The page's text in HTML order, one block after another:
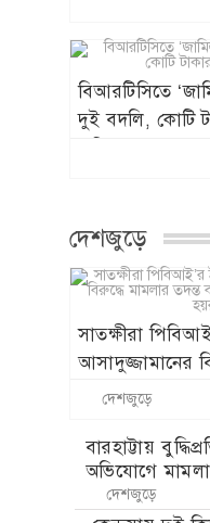
নেতা নবাবগঞ্জ
বিআরটিসিতে
দুই বদলি, কোটি
দেশজুড়ে
সাতক্ষীরা
আসাদুজ্জামানের
বানিজ্যর নামে
দেশজুড়ে
বারহাট্টায়
অভিযোগে
দেশজুড়ে